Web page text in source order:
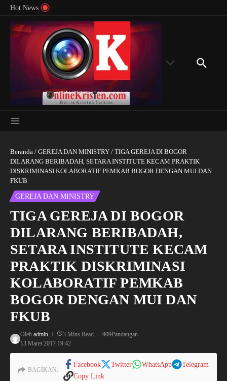
Lewati ke konten
Hot News
Beranda / GEREJA DAN MINISTRY / TIGA GEREJA DI BOGOR
DILARANG BERIBADAH, SETARA INSTITUTE KECAM PRAKTIK
DISKRIMINASI KOLABORATIF PEMKAB BOGOR DENGAN MUI DAN
FKUB
GEREJA DAN MINISTRY
TIGA GEREJA DI BOGOR
DILARANG BERIBADAH,
SETARA INSTITUTE KECAM
PRAKTIK DISKRIMINASI
KOLABORATIF PEMKAB
BOGOR DENGAN MUI DAN
FKUB
Oleh admin 3 Mins Read
909Pandangan
13 Maret 2017 19:42
BAGIKAN:
Facebook Twitter WhatsApp
Telegram
Copy Link